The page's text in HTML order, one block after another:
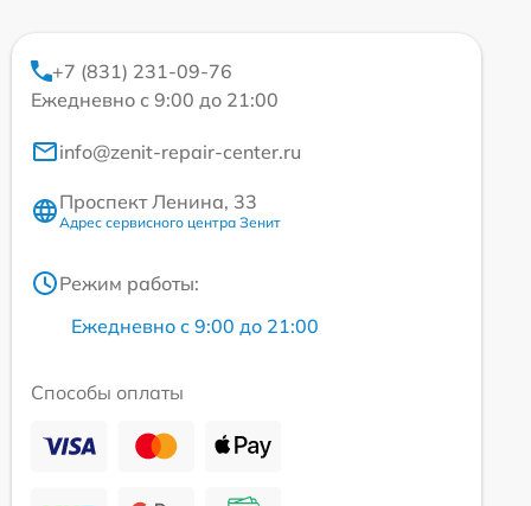
+7 (831) 231-09-76
Ежедневно с 9:00 до 21:00
info@zenit-repair-center.ru
Проспект Ленина, 33
Адрес сервисного центра Зенит
Режим работы:
Ежедневно с 9:00 до 21:00
Способы оплаты